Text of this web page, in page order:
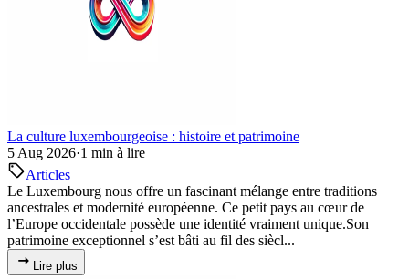
La culture luxembourgeoise : histoire et patrimoine
5 Aug 2026·1 min à lire
Articles
Le Luxembourg nous offre un fascinant mélange entre traditions
ancestrales et modernité européenne. Ce petit pays au cœur de
l’Europe occidentale possède une identité vraiment unique.Son
patrimoine exceptionnel s’est bâti au fil des siècl...
Lire plus